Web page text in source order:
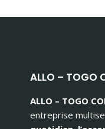
ALLO – TOGO
ALLO – TOGO
entreprise